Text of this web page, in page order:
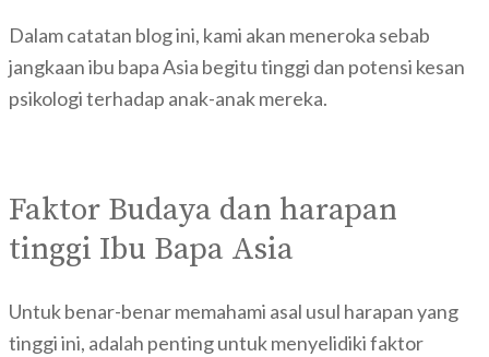
Dalam catatan blog ini, kami akan meneroka sebab
jangkaan ibu bapa Asia begitu tinggi dan potensi kesan
psikologi terhadap anak-anak mereka.
Faktor Budaya dan harapan
tinggi Ibu Bapa Asia
Untuk benar-benar memahami asal usul harapan yang
tinggi ini, adalah penting untuk menyelidiki faktor